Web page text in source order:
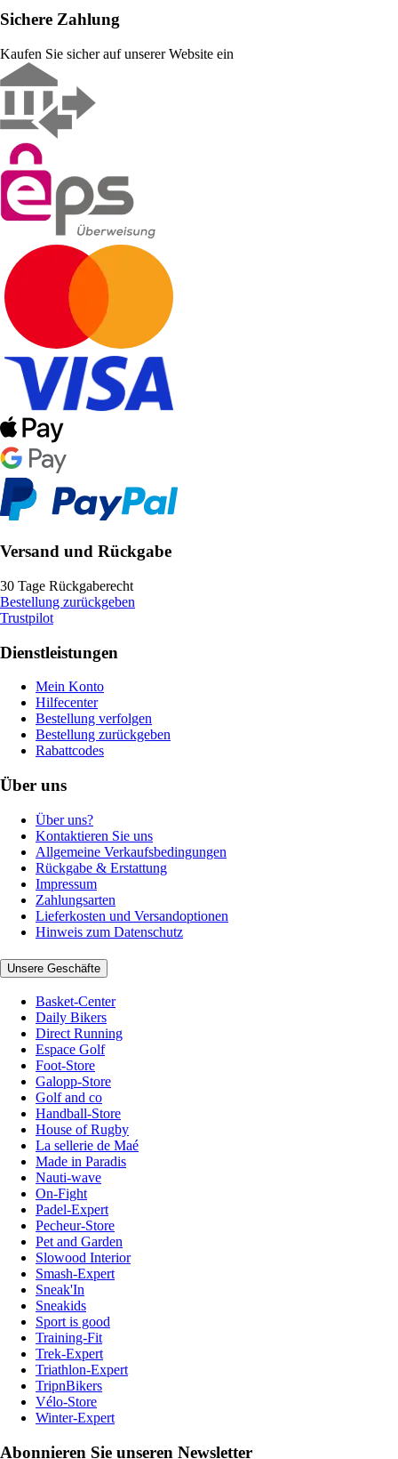
Sichere Zahlung
Kaufen Sie sicher auf unserer Website ein
Versand und Rückgabe
30 Tage Rückgaberecht
Bestellung zurückgeben
Trustpilot
Dienstleistungen
Mein Konto
Hilfecenter
Bestellung verfolgen
Bestellung zurückgeben
Rabattcodes
Über uns
Über uns?
Kontaktieren Sie uns
Allgemeine Verkaufsbedingungen
Rückgabe & Erstattung
Impressum
Zahlungsarten
Lieferkosten und Versandoptionen
Hinweis zum Datenschutz
Unsere Geschäfte
Basket-Center
Daily Bikers
Direct Running
Espace Golf
Foot-Store
Galopp-Store
Golf and co
Handball-Store
House of Rugby
La sellerie de Maé
Made in Paradis
Nauti-wave
On-Fight
Padel-Expert
Pecheur-Store
Pet and Garden
Slowood Interior
Smash-Expert
Sneak'In
Sneakids
Sport is good
Training-Fit
Trek-Expert
Triathlon-Expert
TripnBikers
Vélo-Store
Winter-Expert
Abonnieren Sie unseren Newsletter